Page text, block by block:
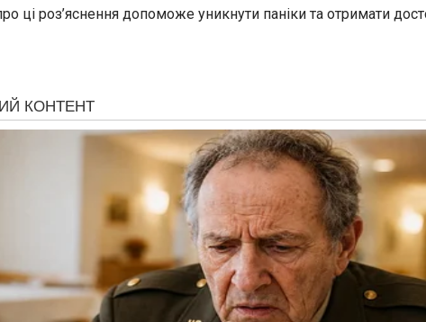
ці роз’яснення допоможе уникнути паніки та отримати